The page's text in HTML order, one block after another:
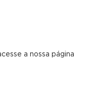
a nossa página